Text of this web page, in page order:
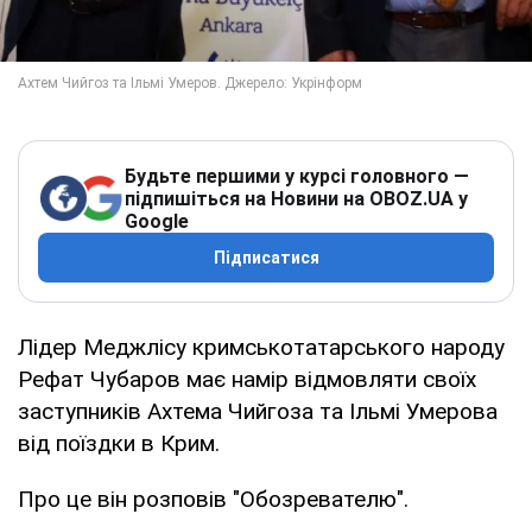
Будьте першими у курсі головного —
підпишіться на Новини на OBOZ.UA у
Google
Підписатися
Лідер Меджлісу кримськотатарського народу
Рефат Чубаров має намір відмовляти своїх
заступників Ахтема Чийгоза та Ільмі Умерова
від поїздки в Крим.
Про це він розповів "Обозревателю".